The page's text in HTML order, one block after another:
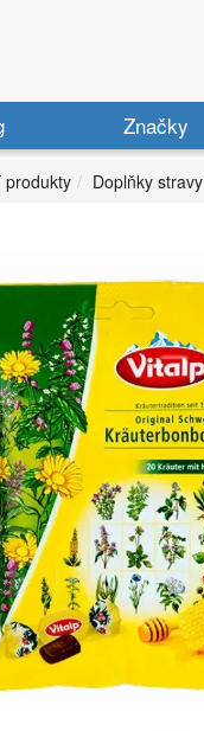
Značky
produkty Doplňky stravy